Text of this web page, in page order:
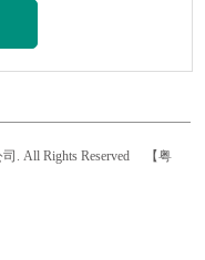
. All Rights Reserved
【粤